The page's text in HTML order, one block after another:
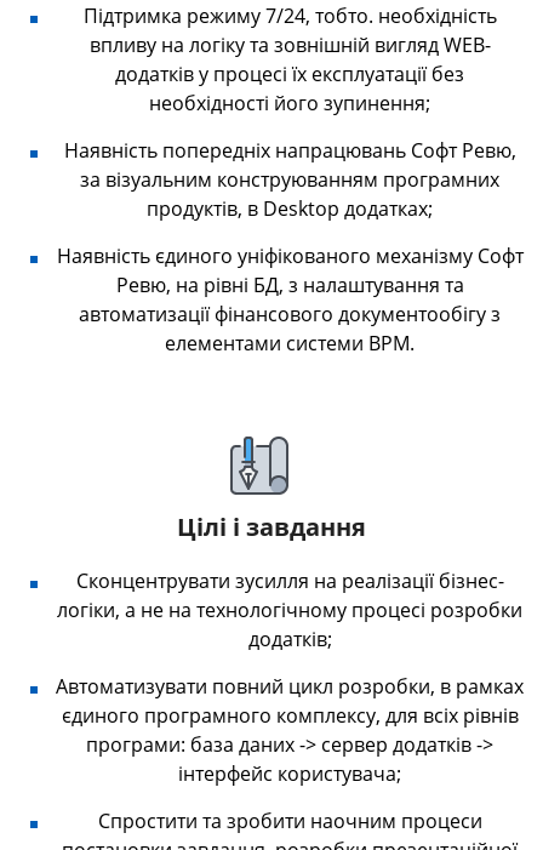
Підтримка режиму 7/24, тобто. необхідність
впливу на логіку та зовнішній вигляд WEB-
додатків у процесі їх експлуатації без
необхідності його зупинення;
Наявність попередніх напрацювань Софт Ревю,
за візуальним конструюванням програмних
продуктів, в Desktop додатках;
Наявність єдиного уніфікованого механізму Софт
Ревю, на рівні БД, з налаштування та
автоматизації фінансового документообігу з
елементами системи BPM.
Цілі і завдання
Сконцентрувати зусилля на реалізації бізнес-
логіки, а не на технологічному процесі розробки
додатків;
Автоматизувати повний цикл розробки, в рамках
єдиного програмного комплексу, для всіх рівнів
програми: база даних -> сервер додатків ->
інтерфейс користувача;
Спростити та зробити наочним процеси